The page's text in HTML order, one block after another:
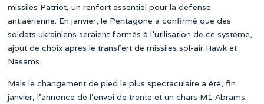
missiles Patriot, un renfort essentiel pour la défense
antiaérienne. En janvier, le Pentagone a confirmé que des
soldats ukrainiens seraient formés à l’utilisation de ce système,
ajout de choix après le transfert de missiles sol-air Hawk et
Nasams.
Mais le changement de pied le plus spectaculaire a été, fin
janvier, l’annonce de l’envoi de trente et un chars M1 Abrams.